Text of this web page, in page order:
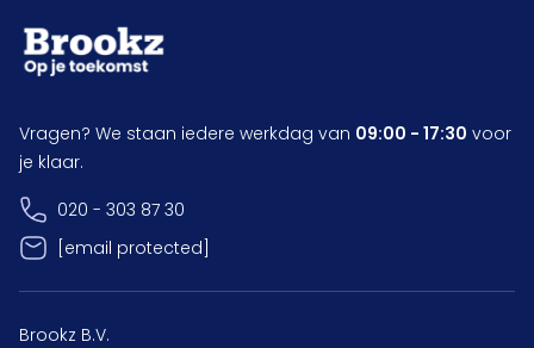
Vragen? We staan iedere werkdag van 09:00 - 17:30 voor
je klaar.
020 - 303 87 30
[email protected]
Brookz B.V.